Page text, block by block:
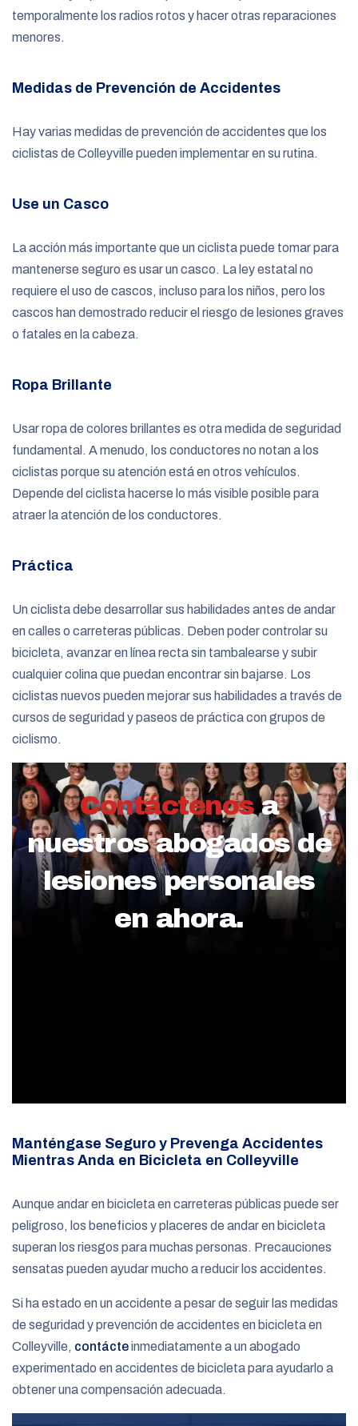
temporalmente los radios rotos y hacer otras reparaciones
menores.
Medidas de Prevención de Accidentes
Hay varias medidas de prevención de accidentes que los
ciclistas de Colleyville pueden implementar en su rutina.
Use un Casco
La acción más importante que un ciclista puede tomar para
mantenerse seguro es usar un casco. La ley estatal no
requiere el uso de cascos, incluso para los niños, pero los
cascos han demostrado reducir el riesgo de lesiones graves
o fatales en la cabeza.
Ropa Brillante
Usar ropa de colores brillantes es otra medida de seguridad
fundamental. A menudo, los conductores no notan a los
ciclistas porque su atención está en otros vehículos.
Depende del ciclista hacerse lo más visible posible para
atraer la atención de los conductores.
Práctica
Un ciclista debe desarrollar sus habilidades antes de andar
en calles o carreteras públicas. Deben poder controlar su
bicicleta, avanzar en línea recta sin tambalearse y subir
cualquier colina que puedan encontrar sin bajarse. Los
ciclistas nuevos pueden mejorar sus habilidades a través de
cursos de seguridad y paseos de práctica con grupos de
ciclismo.
Contáctenos a
nuestros abogados de
lesiones personales
en ahora.
Manténgase Seguro y Prevenga Accidentes
Mientras Anda en Bicicleta en Colleyville
Aunque andar en bicicleta en carreteras públicas puede ser
peligroso, los beneficios y placeres de andar en bicicleta
superan los riesgos para muchas personas. Precauciones
sensatas pueden ayudar mucho a reducir los accidentes.
Si ha estado en un accidente a pesar de seguir las medidas
de seguridad y prevención de accidentes en bicicleta en
Colleyville, contácteinmediatamente a un abogado
experimentado en accidentes de bicicleta para ayudarlo a
obtener una compensación adecuada.